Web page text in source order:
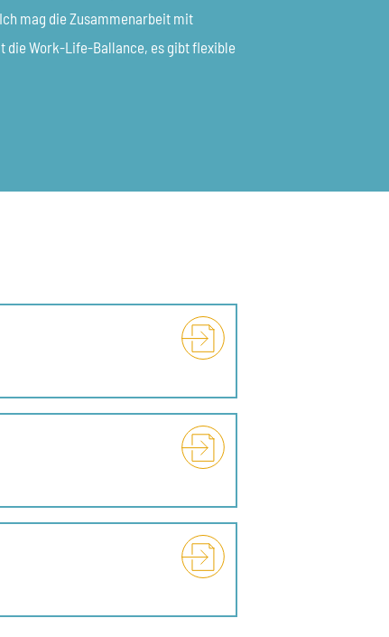
mag die Zusammenarbeit mit
die Work-Life-Ballance, es gibt flexible